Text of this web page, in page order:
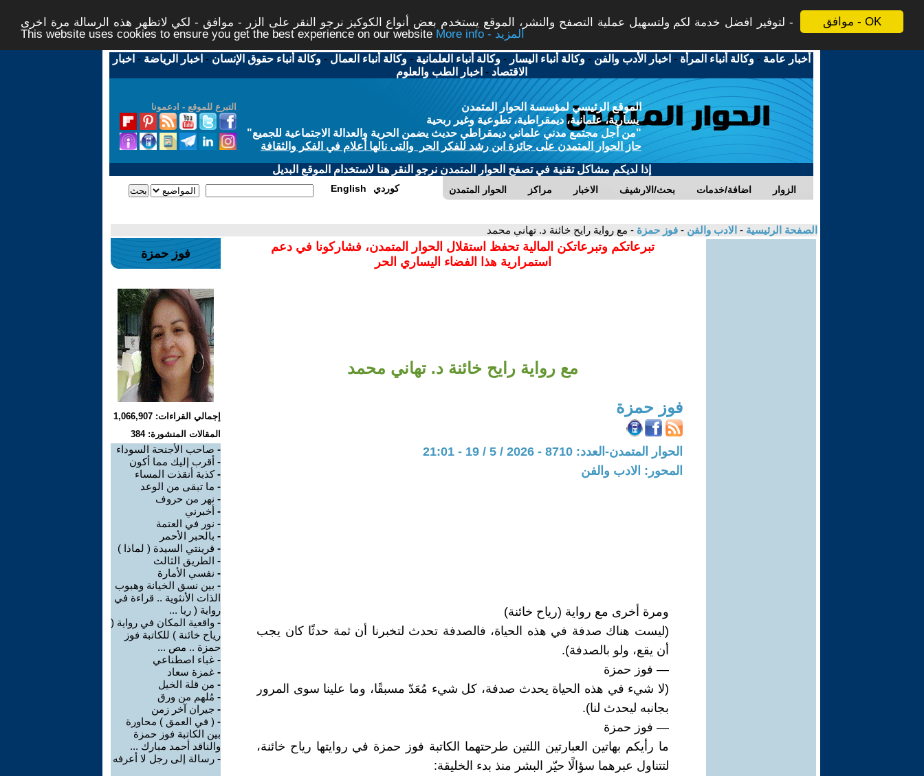
موافق - OK
لتوفير افضل خدمة لكم ولتسهيل عملية التصفح والنشر، الموقع يستخدم بعض أنواع الكوكيز نرجو النقر على الزر - موافق - لكي لاتظهر هذه الرسالة مرة اخرى -
This website uses cookies to ensure you get the best experience on our website
More info - المزيد
أخبار عامة -وكالة أنباء المرأة - اخبار الأدب والفن -وكالة أنباء اليسار -وكالة أنباء العلمانية -وكالة أنباء العمال -وكالة أنباء حقوق الإنسان - اخبار الرياضة - اخبار
الاقتصاد - اخبار الطب والعلوم
التبرع للموقع - ادعمونا
الموقع الرئيسي لمؤسسة الحوار المتمدن
يسارية، علمانية، ديمقراطية، تطوعية وغير ربحية
"من أجل مجتمع مدني علماني ديمقراطي حديث يضمن الحرية والعدالة الاجتماعية للجميع"
حاز الحوار المتمدن على جائزة ابن رشد للفكر الحر والتى نالها أعلام في الفكر والثقافة
إذا لديكم مشاكل تقنية في تصفح الحوار المتمدن نرجو النقر هنا لاستخدام الموقع البديل
الحوار المتمدن مراكز الاخبار بحث/الارشيف اضافة/خدمات الزوار English كوردي
الصفحة الرئيسية - الادب والفن - فوز حمزة - مع رواية رايح خائنة د. تهاني محمد
تبرعاتكم وتبرعاتكن المالية تحفظ استقلال الحوار المتمدن، فشاركونا في دعم
استمرارية هذا الفضاء اليساري الحر
مع رواية رايح خائنة د. تهاني محمد
فوز حمزة
الحوار المتمدن-العدد: 8710 - 2026 / 5 / 19 - 21:01
المحور: الادب والفن
ومرة أخرى مع رواية (رياح خائنة)
(ليست هناك صدفة في هذه الحياة، فالصدفة تحدث لتخبرنا أن ثمة حدثًا كان يجب
أن يقع، ولو بالصدفة).
— فوز حمزة
(لا شيء في هذه الحياة يحدث صدفة، كل شيء مُعَدّ مسبقًا، وما علينا سوى المرور
بجانبه ليحدث لنا).
— فوز حمزة
ما رأيكم بهاتين العبارتين اللتين طرحتهما الكاتبة فوز حمزة في روايتها رياح خائنة،
لتتناول عبرهما سؤالًا حيّر البشر منذ بدء الخليقة:
فوز حمزة
إجمالي القراءات: 1,066,907
المقالات المنشورة: 384
- صاحب الأجنحة السوداء
- أقرب إليك مما أكون
-كذبة أنقذت المساء
- ما تبقى من الوعد
- نهر من حروف
- أخبرني
- نور في العتمة
- بالحبر الأحمر
- قرينتي السيدة ( لماذا )
- الطريق الثالث
- نفسي الأمارة
- بين نسق الخيانة وهبوب
الذات الأنثوية .. قراءة في
رواية ( ريا ...
- واقعية المكان في رواية (
رياح خائنة ) للكاتبة فوز
حمزة .. مص ...
- غباء اصطناعي
- غمزة سعاد
- من قلة الخيل
- مُلهم من ورق
- جيران آخر زمن
- ( في العمق ) محاورة
بين الكاتبة فوز حمزة
والناقد أحمد مبارك ...
- رسالة إلى رجل لا أعرفه